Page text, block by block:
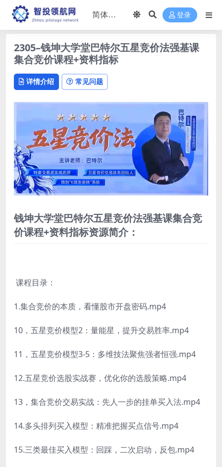
登录
2305–钱坤大学堂巴特尔五星竞价法强基课
集合竞价课程+资料指标
详情介绍 常见问题
钱坤大学堂巴特尔五星竞价法强基课集合竞
价课程+资料指标资源简介：
课程目录：
1.集合竞价的本质，看懂股市开盘密码.mp4
10，五星竞价模型2：量能星，提升交易胜率.mp4
11，五星竞价模型3-5：多维技法聚焦强者恒强.mp4
12.五星竞价选股实战赛，优化你的选股策略.mp4
13，集合竞价交易实战：先人一步的挂单买入法.mp4
14.多头排列买入模型：精准把握买点信号.mp4
15.三类最佳买入模型：回踩，二次启动，反包.mp4